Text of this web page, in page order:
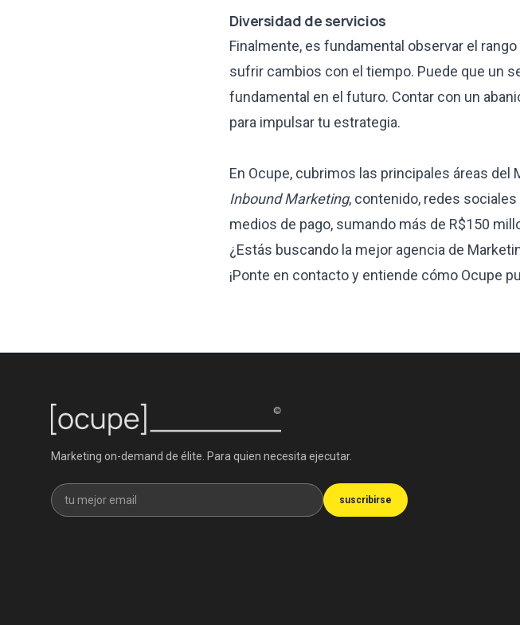
Diversidad de servicios
Finalmente, es fundamental observar el
sufrir cambios con el tiempo. Puede que un
fundamental en el futuro. Contar con un
para impulsar tu estrategia.
En Ocupe, cubrimos las principales áreas del
Inbound Marketing, contenido, redes
medios de pago, sumando más de R$150
¿Estás buscando la mejor agencia de
¡Ponte en contacto y entiende cómo Ocupe
Marketing on-demand de élite. Para quien necesita ejecutar.
Recibe nuestra newsletter
suscribirse